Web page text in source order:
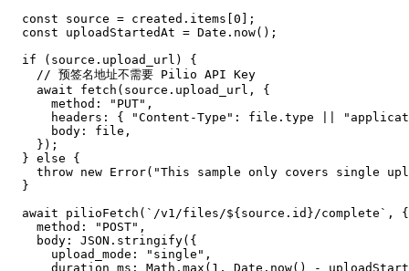
  const source = created.items[0];
  const uploadStartedAt = Date.now();
  if (source.upload_url) {
    // 预签名地址不需要 Pilio API Key
    await fetch(source.upload_url, {
      method: "PUT",
headers: { "Content-Type": file.type ||
      body: file,
    });
  } else {
throw new Error("This sample only covers single
  }
  await pilioFetch(`/v1/files/${source.id}/complete`, {
    method: "POST",
    body: JSON.stringify({
      upload_mode: "single",
duration_ms: Math.max(1, Date.now() -